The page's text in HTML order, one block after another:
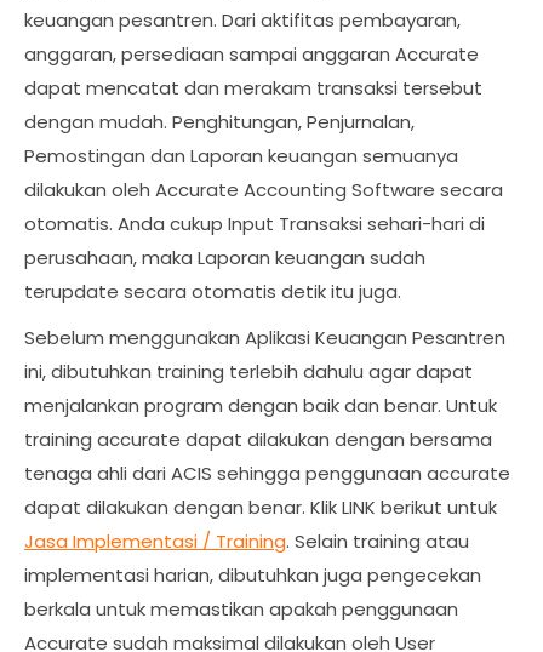
keuangan pesantren. Dari aktifitas pembayaran,
anggaran, persediaan sampai anggaran Accurate
dapat mencatat dan merakam transaksi tersebut
dengan mudah. Penghitungan, Penjurnalan,
Pemostingan dan Laporan keuangan semuanya
dilakukan oleh Accurate Accounting Software secara
otomatis. Anda cukup Input Transaksi sehari-hari di
perusahaan, maka Laporan keuangan sudah
terupdate secara otomatis detik itu juga.
Sebelum menggunakan Aplikasi Keuangan Pesantren
ini, dibutuhkan training terlebih dahulu agar dapat
menjalankan program dengan baik dan benar. Untuk
training accurate dapat dilakukan dengan bersama
tenaga ahli dari ACIS sehingga penggunaan accurate
dapat dilakukan dengan benar. Klik LINK berikut untuk
Jasa Implementasi / Training. Selain training atau
implementasi harian, dibutuhkan juga pengecekan
berkala untuk memastikan apakah penggunaan
Accurate sudah maksimal dilakukan oleh User